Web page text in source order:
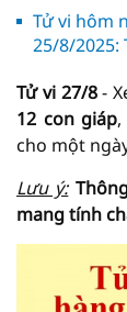
Tử vi hôm
25/8/2025:
Tử vi 27/8-
12 con giáp
cho một
Lưu ý:
mang tính